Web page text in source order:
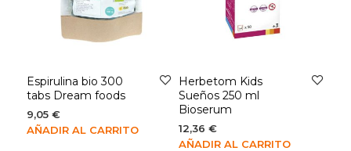
Espirulina bio 300
tabs Dream foods
9,05 €
AÑADIR AL CARRITO
Herbetom Kids
Sueños 250 ml
Bioserum
12,36 €
AÑADIR AL CARRITO